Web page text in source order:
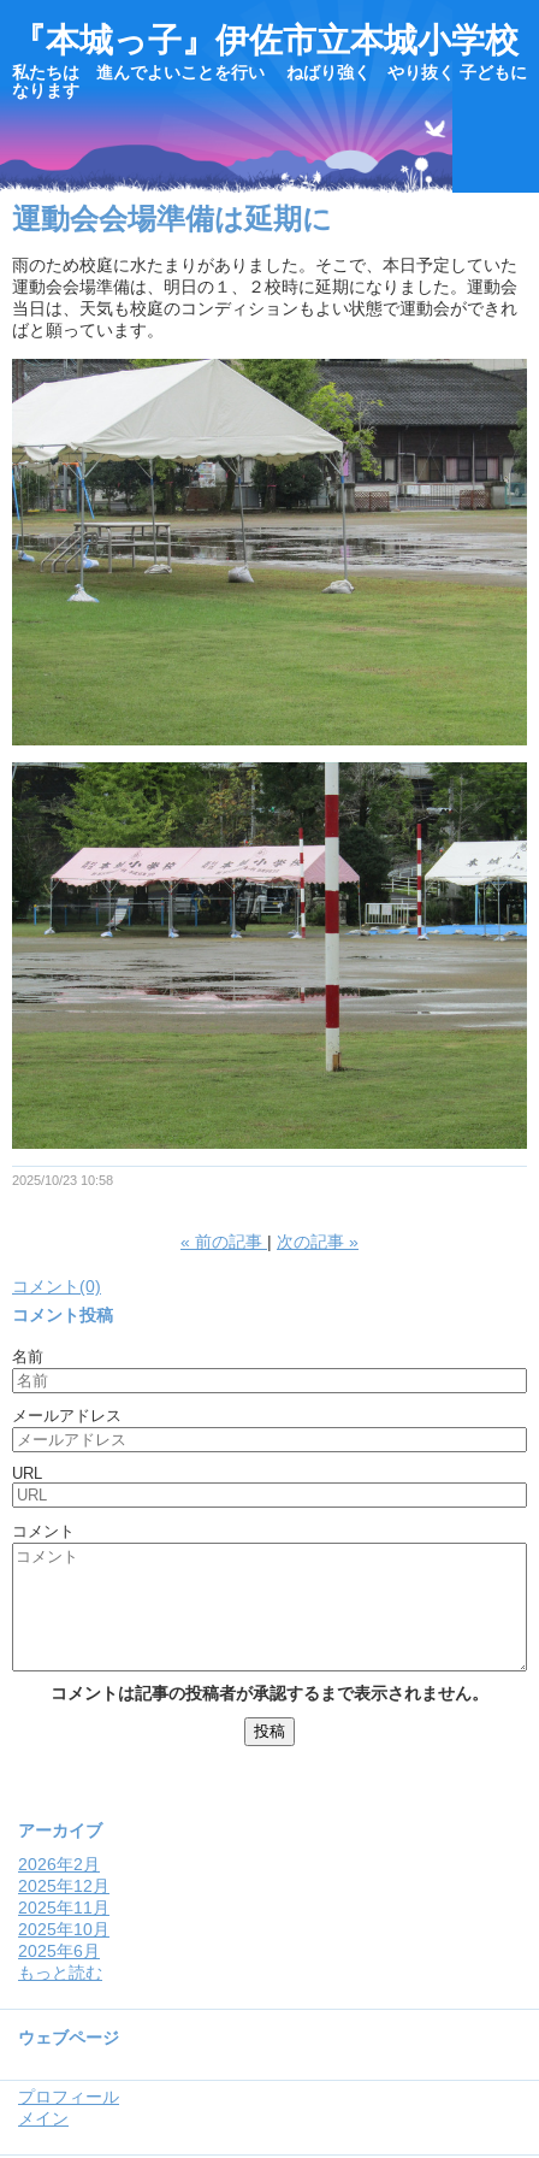
『本城っ子』伊佐市立本城小学校
私たちは 進んでよいことを行い ねばり強く やり抜く 子どもに
なります
運動会会場準備は延期に
雨のため校庭に水たまりがありました。そこで、本日予定していた
運動会会場準備は、明日の１、２校時に延期になりました。運動会
当日は、天気も校庭のコンディションもよい状態で運動会ができれ
ばと願っています。
2025/10/23 10:58
« 前の記事 次の記事 »
コメント(0)
コメント投稿
名前
メールアドレス
URL
コメント
コメントは記事の投稿者が承認するまで表示されません。
アーカイブ
2026年2月
2025年12月
2025年11月
2025年10月
2025年6月
もっと読む
ウェブページ
プロフィール
メイン